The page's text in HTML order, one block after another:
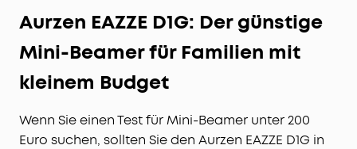
Aurzen EAZZE D1G: Der günstige
Mini-Beamer für Familien mit
kleinem Budget
Wenn Sie einen Test für Mini-Beamer unter 200
Euro suchen, sollten Sie den Aurzen EAZZE D1G in